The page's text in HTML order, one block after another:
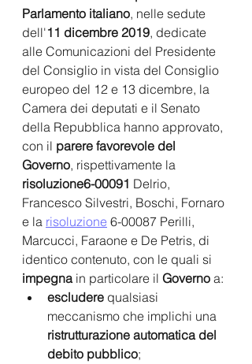
Parlamento italiano, nelle sedute
dell'11 dicembre 2019, dedicate
alle Comunicazioni del Presidente
del Consiglio in vista del Consiglio
europeo del 12 e 13 dicembre, la
Camera dei deputati e il Senato
della Repubblica hanno approvato,
con il parere favorevole del
Governo, rispettivamente la
risoluzione6-00091 Delrio,
Francesco Silvestri, Boschi, Fornaro
e la risoluzione 6-00087 Perilli,
Marcucci, Faraone e De Petris, di
identico contenuto, con le quali si
impegna in particolare il Governo a:
escludere qualsiasi
meccanismo che implichi una
ristrutturazione automatica del
debito pubblico;